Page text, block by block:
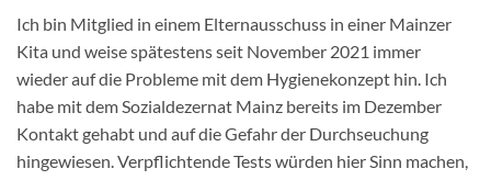
Ich bin Mitglied in einem Elternausschuss in einer Mainzer
Kita und weise spätestens seit November 2021 immer
wieder auf die Probleme mit dem Hygienekonzept hin. Ich
habe mit dem Sozialdezernat Mainz bereits im Dezember
Kontakt gehabt und auf die Gefahr der Durchseuchung
hingewiesen. Verpflichtende Tests würden hier Sinn machen,